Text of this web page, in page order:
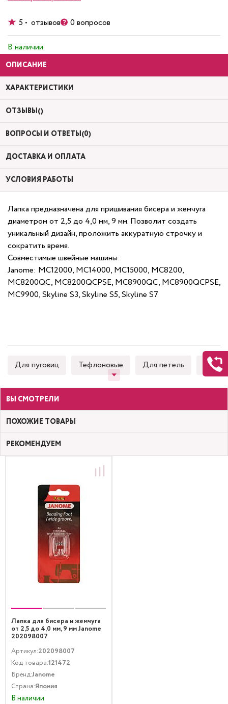
5 • отзывов 0 вопросов
В наличии
ОПИСАНИЕ
ХАРАКТЕРИСТИКИ
ОТЗЫВЫ()
ВОПРОСЫ И ОТВЕТЫ(0)
ДОСТАВКА И ОПЛАТА
УСЛОВИЯ РАБОТЫ
Лапка предназначена для пришивания бисера и жемчуга
диаметром от 2,5 до 4,0 мм, 9 мм. Позволит создать
уникальный дизайн, проложить аккуратную строчку и
сократить время.
Совместимые швейные машины:
Janome: MC12000, MC14000, MC15000, MC8200,
MC8200QC, MC8200QCPSE, MC8900QC, MC8900QCPSE,
MC9900, Skyline S3, Skyline S5, Skyline S7
Для пуговиц Тефлоновые Для петель Для
ВЫ СМОТРЕЛИ
ПОХОЖИЕ ТОВАРЫ
РЕКОМЕНДУЕМ
Лапка для бисера и жемчуга
от 2,5 до 4,0 мм, 9 мм Janome
202098007
Артикул:202098007
Код товара:121472
Бренд:Janome
Страна:Япония
В наличии